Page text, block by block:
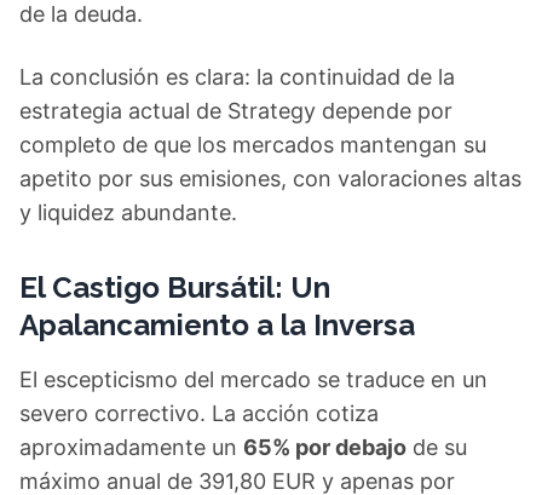
de la deuda.
La conclusión es clara: la continuidad de la
estrategia actual de Strategy depende por
completo de que los mercados mantengan su
apetito por sus emisiones, con valoraciones altas
y liquidez abundante.
El Castigo Bursátil: Un
Apalancamiento a la Inversa
El escepticismo del mercado se traduce en un
severo correctivo. La acción cotiza
aproximadamente un 65% por debajo de su
máximo anual de 391,80 EUR y apenas por